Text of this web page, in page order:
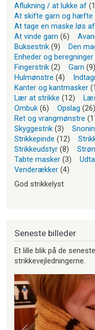
Aflukning / at lukke af
At skifte garn og hæfte
At tage en maske løs af
At vinde garn (6)
Buksestrik (9) Den
Enheder og beregninger
Fingerstrik (2) Garn (9)
Hulmønstre (4)
Kanter og kantmasker
Lær at strikke (12)
Ombuk (6) Opslag (26)
Ret og vrangmønstre
Skyggestrik (3)
Strikkepinde (12)
Strikkeudstyr (8)
Tabte masker (3)
Venderækker (4)
God strikkelyst
Seneste billeder
Et lille blik på de
strikkevejledningerne.